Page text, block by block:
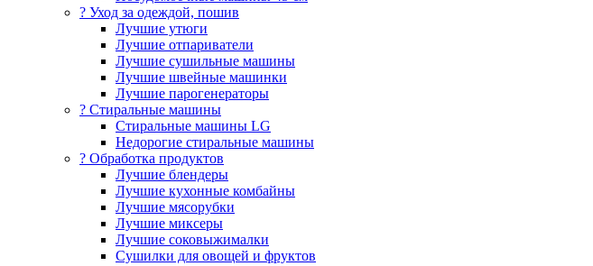
? Уход за одеждой, пошив
Лучшие утюги
Лучшие отпариватели
Лучшие сушильные машины
Лучшие швейные машинки
Лучшие парогенераторы
? Стиральные машины
Стиральные машины LG
Недорогие стиральные машины
? Обработка продуктов
Лучшие блендеры
Лучшие кухонные комбайны
Лучшие мясорубки
Лучшие миксеры
Лучшие соковыжималки
Сушилки для овощей и фруктов